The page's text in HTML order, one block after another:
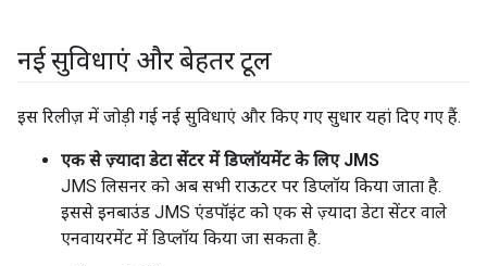
नई सुविधाएं और बेहतर टूल
इस रिलीज़ में जोड़ी गई नई सुविधाएं और किए गए सुधार यहां दिए गए हैं.
एक से ज़्यादा डेटा सेंटर में डिप्लॉयमेंट के लिए JMS
JMS लिसनर को अब सभी राऊटर पर डिप्लॉय किया जाता है.
इससे इनबाउंड JMS एंडपॉइंट को एक से ज़्यादा डेटा सेंटर वाले
एनवायरमेंट में डिप्लॉय किया जा सकता है.